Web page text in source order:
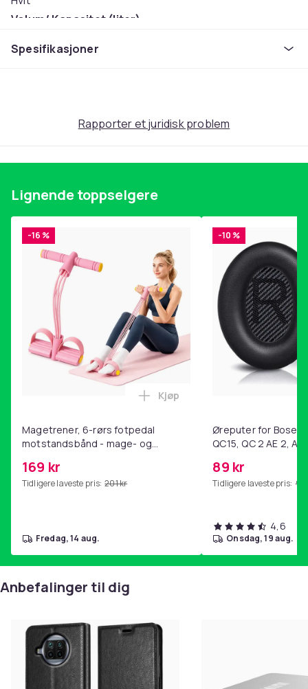
Volum/ Kapasitet (liter)
Effekt
Spesifikasjoner
Rapporter et juridisk problem
Lignende toppselgere
-16 %
Magetrener, 6-rørs fotpedal
motstandsbånd - mage- og
hjemmegymnastikk Pink
169 kr
Tidligere laveste pris: 201 kr
Legg Magetrener, 6-rørs
Kjøp
fredag, 14 aug.
-10 %
Øreputer for Bose
QC15, QC 2 AE 2, AE
89 kr
Tidligere laveste pris: 99
4,6
onsdag, 19 aug.
Anbefalinger til dig